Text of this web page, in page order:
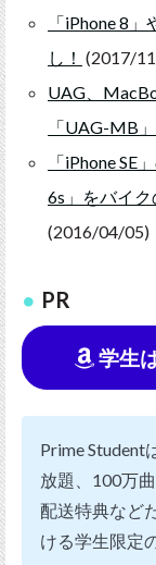
「iPhone 8
し！ (2017/
UAG、
「UAG-MB」
「iPhone
6s」をバイ
(2016/04/05)
PR
学生
Prime Student
放題、100万
配送特典など
ける学生限定